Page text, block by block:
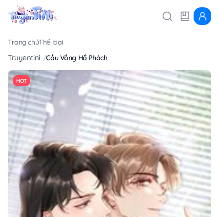
Trang chủThể loại
Truyentini Cầu Vồng Hổ Phách
HOT